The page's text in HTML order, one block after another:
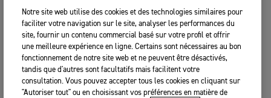
Notre site web utilise des cookies et des technologies similaires pour
faciliter votre navigation sur le site, analyser les performances du
site, fournir un contenu commercial basé sur votre profil et offrir
une meilleure expérience en ligne. Certains sont nécessaires au bon
fonctionnement de notre site web et ne peuvent être désactivés,
tandis que d'autres sont facultatifs mais facilitent votre
consultation. Vous pouvez accepter tous les cookies en cliquant sur
"Autoriser tout" ou en choisissant vos préférences en matière de